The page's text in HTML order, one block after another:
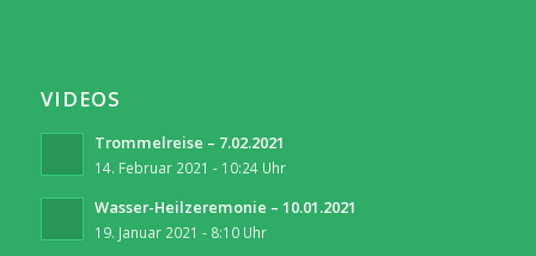
VIDEOS
Trommelreise – 7.02.2021
14. Februar 2021 - 10:24 Uhr
Wasser-Heilzeremonie – 10.01.2021
19. Januar 2021 - 8:10 Uhr